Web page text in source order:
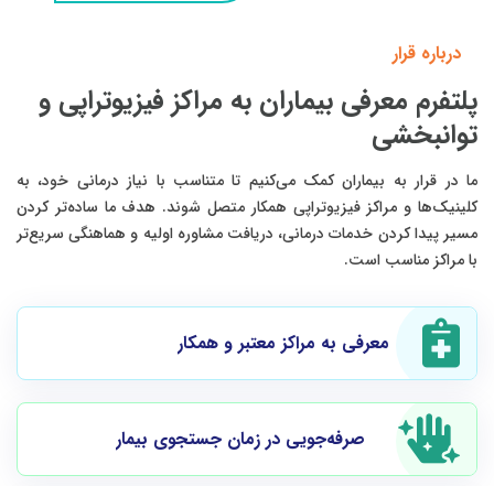
درباره قرار
پلتفرم معرفی بیماران به مراکز فیزیوتراپی و
توانبخشی
ما در قرار به بیماران کمک می‌کنیم تا متناسب با نیاز درمانی خود، به
کلینیک‌ها و مراکز فیزیوتراپی همکار متصل شوند. هدف ما ساده‌تر کردن
مسیر پیدا کردن خدمات درمانی، دریافت مشاوره اولیه و هماهنگی سریع‌تر
با مراکز مناسب است.
معرفی به مراکز معتبر و همکار
صرفه‌جویی در زمان جستجوی بیمار